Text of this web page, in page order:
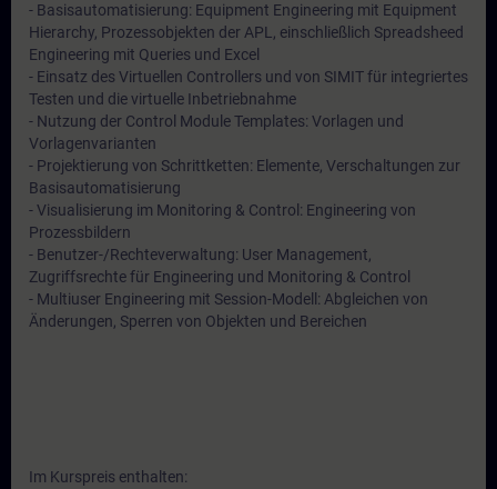
- Basisautomatisierung: Equipment Engineering mit Equipment
Hierarchy, Prozessobjekten der APL, einschließlich Spreadsheed
Engineering mit Queries und Excel
- Einsatz des Virtuellen Controllers und von SIMIT für integriertes
Testen und die virtuelle Inbetriebnahme
- Nutzung der Control Module Templates: Vorlagen und
Vorlagenvarianten
- Projektierung von Schrittketten: Elemente, Verschaltungen zur
Basisautomatisierung
- Visualisierung im Monitoring & Control: Engineering von
Prozessbildern
- Benutzer-/Rechteverwaltung: User Management,
Zugriffsrechte für Engineering und Monitoring & Control
- Multiuser Engineering mit Session-Modell: Abgleichen von
Änderungen, Sperren von Objekten und Bereichen
Im Kurspreis enthalten: